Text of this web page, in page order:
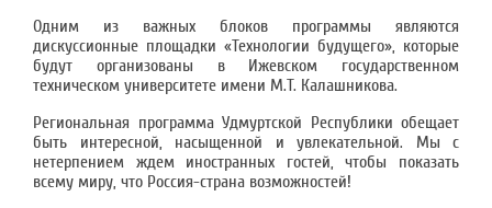
Одним из важных блоков программы являются
дискуссионные площадки «Технологии будущего», которые
будут организованы в Ижевском государственном
техническом университете имени М.Т. Калашникова.
Региональная программа Удмуртской Республики обещает
быть интересной, насыщенной и увлекательной. Мы с
нетерпением ждем иностранных гостей, чтобы показать
всему миру, что Россия-страна возможностей!